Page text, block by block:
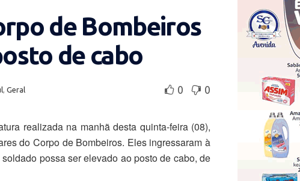
de Bombeiros
de cabo
Geral 0 0
realizada na manhã desta quinta-feira (08),
do Corpo de Bombeiros. Eles ingressaram à
possa ser elevado ao posto de cabo, de